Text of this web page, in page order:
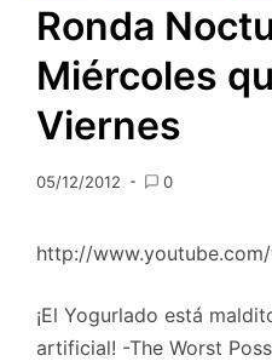
Ronda
Miércoles
Viernes
05/12/2012 0
http://
¡El Yogurlado está
artificial! -The Worst